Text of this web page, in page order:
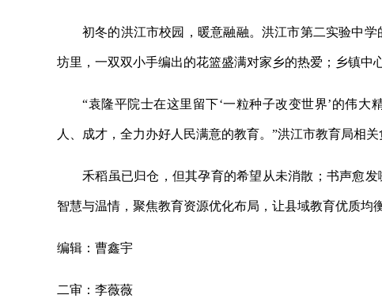
初冬的洪江市校园，暖意融融。洪江市第二实验中
坊里，一双双小手编出的花篮盛满对家乡的热爱；乡镇
“袁隆平院士在这里留下‘一粒种子改变世界’的伟
人、成才，全力办好人民满意的教育。”洪江市教育局相
禾稻虽已归仓，但其孕育的希望从未消散；书声愈
智慧与温情，聚焦教育资源优化布局，让县域教育优质均
编辑：曹鑫宇
二审：李薇薇